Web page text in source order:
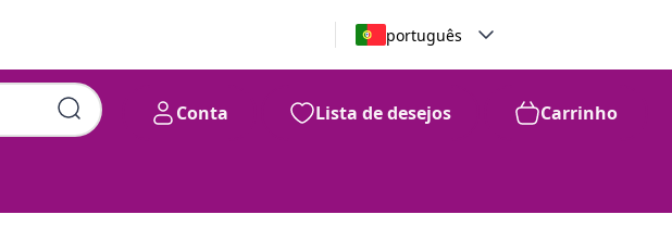
português
Conta Lista de desejos Carrinho